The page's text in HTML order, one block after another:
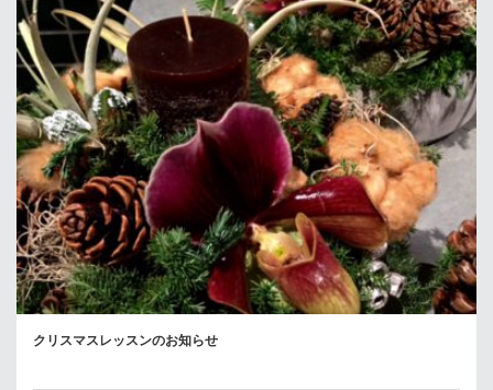
クリスマスレッスンのお知らせ